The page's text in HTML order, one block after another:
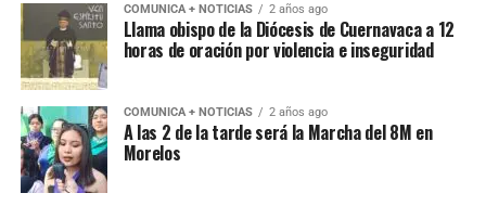
lo que terminó por inclinar definitivamente el encuentro a
favor del Tri.
Con este resultado, México no solo avanza de ronda, sino
que también deja atrás una larga racha negativa en
partidos decisivos, ilusionando a su afición con un equipo
que combina orden, intensidad y contundencia.
COMUNICA + NOTICIAS 2 años ago
Llama obispo de la Diócesis de Cuernavaca a 12
horas de oración por violencia e inseguridad
COMUNICA + NOTICIAS 2 años ago
A las 2 de la tarde será la Marcha del 8M en
Morelos